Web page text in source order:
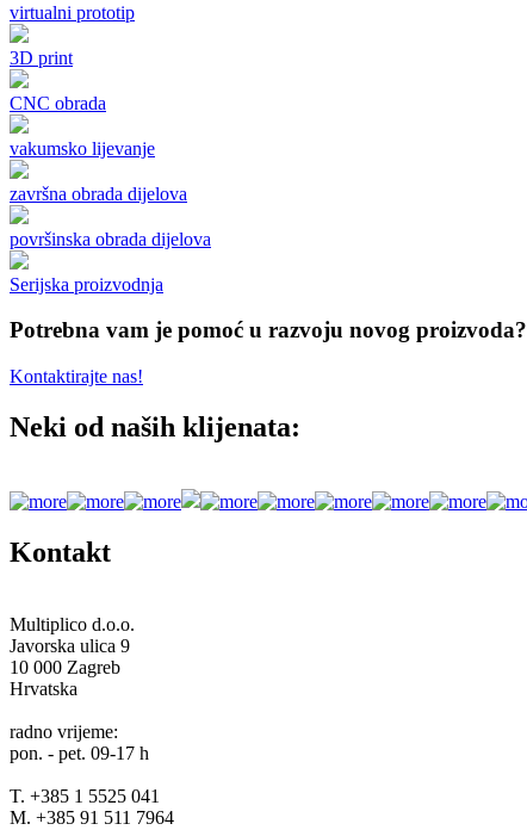
virtualni prototip
3D print
CNC obrada
vakumsko lijevanje
završna obrada dijelova
površinska obrada dijelova
Serijska proizvodnja
Potrebna vam je pomoć u razvoju novog proizvoda?
Kontaktirajte nas!
Neki od naših klijenata:
Kontakt
Multiplico d.o.o.
Javorska ulica 9
10 000 Zagreb
Hrvatska
radno vrijeme:
pon. - pet. 09-17 h
T. +385 1 5525 041
M. +385 91 511 7964